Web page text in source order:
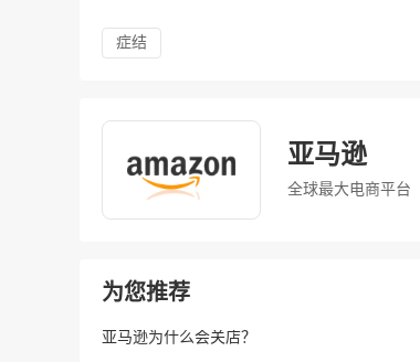
症结
亚马逊
全球最大电商平台
为您推荐
亚马逊为什么会关店？